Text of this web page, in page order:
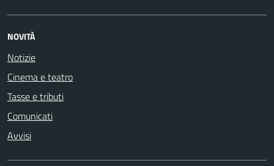
NOVITÀ
Notizie
Cinema e teatro
Tasse e tributi
Comunicati
Avvisi